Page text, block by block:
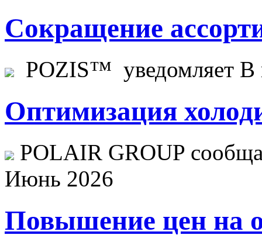
Сокращение
POZIS™ уведомляет В
Оптимизация
POLAIR GROUP
Июнь 2026
Повышение цен на